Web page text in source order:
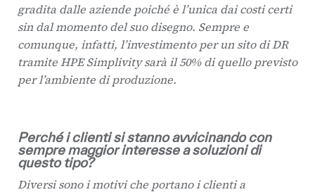
gradita dalle aziende poiché è l’unica dai costi certi
sin dal momento del suo disegno. Sempre e
comunque, infatti, l’investimento per un sito di DR
tramite HPE Simplivity sarà il 50% di quello previsto
per l’ambiente di produzione.
Perché i clienti si stanno avvicinando con
sempre maggior interesse a soluzioni di
questo tipo?
Diversi sono i motivi che portano i clienti a